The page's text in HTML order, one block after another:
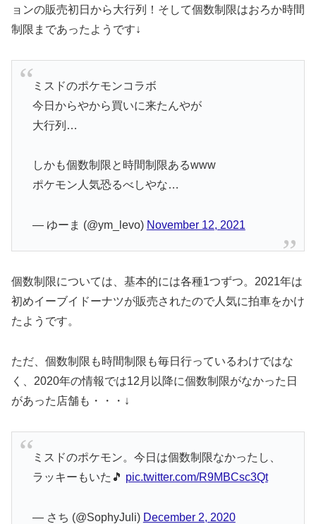
ョンの販売初日から大行列！そして個数制限はおろか時間
制限まであったようです↓
ミスドのポケモンコラボ
今日からやから買いに来たんやが
大行列…
しかも個数制限と時間制限あるwww
ポケモン人気恐るべしやな…
— ゆーま (@ym_levo) November 12, 2021
個数制限については、基本的には各種1つずつ。2021年は
初めイーブイドーナツが販売されたので人気に拍車をかけ
たようです。
ただ、個数制限も時間制限も毎日行っているわけではな
く、2020年の情報では12月以降に個数制限がなかった日
があった店舗も・・・↓
ミスドのポケモン。今日は個数制限なかったし、
ラッキーもいた🎵 pic.twitter.com/R9MBCsc3Qt
— さち (@SophyJuli) December 2, 2020